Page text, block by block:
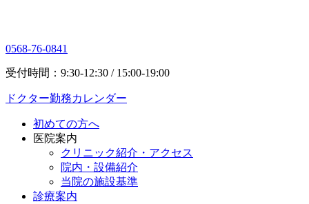
0568-76-0841
受付時間：9:30-12:30 / 15:00-19:00
ドクター勤務カレンダー
初めての方へ
医院案内
クリニック紹介・アクセス
院内・設備紹介
当院の施設基準
診療案内